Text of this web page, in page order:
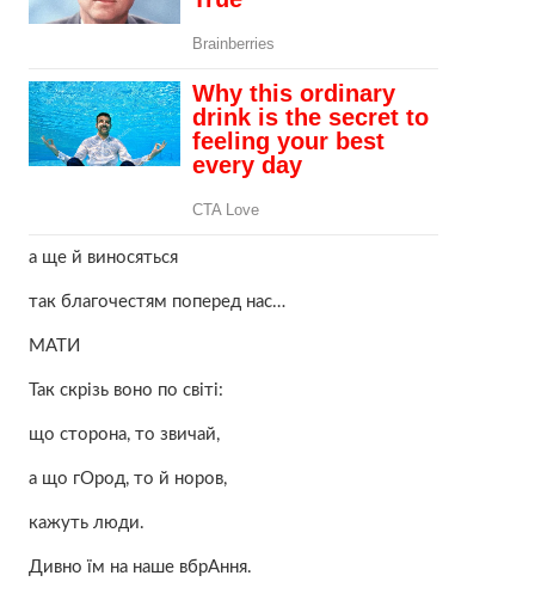
а ще й виносяться
так благочестям поперед нас…
МАТИ
Так скрізь воно по світі:
що сторона, то звичай,
а що гОрод, то й норов,
кажуть люди.
Дивно їм на наше вбрАння.